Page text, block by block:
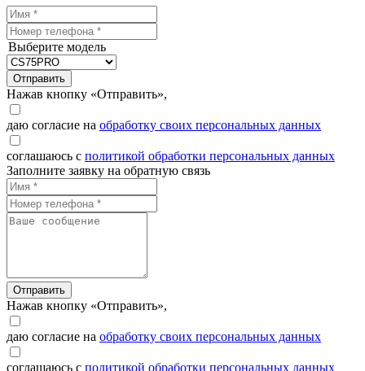
Выберите модель
Отправить
Нажав кнопку «Отправить»,
даю согласие на обработку своих персональных данных
соглашаюсь с политикой обработки персональных данных
Заполните заявку на обратную связь
Отправить
Нажав кнопку «Отправить»,
даю согласие на обработку своих персональных данных
соглашаюсь с политикой обработки персональных данных